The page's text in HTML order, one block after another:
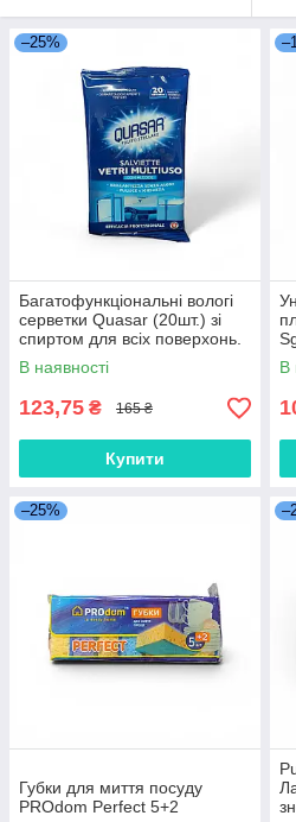
–25%
Багатофункціональні вологі
серветки Quasar (20шт.) зі
спиртом для всіх поверхонь.
В наявності
123,75 ₴ 165 ₴
Купити
В
–25%
Губки для миття посуду
PROdom Perfect 5+2